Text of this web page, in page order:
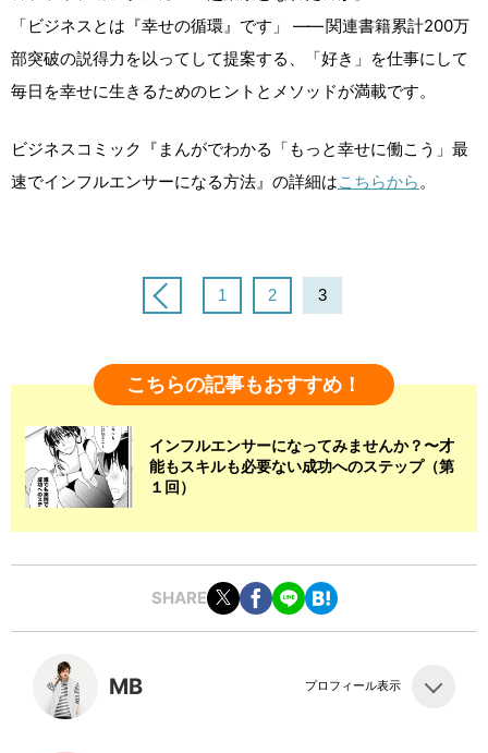
「ビジネスとは『幸せの循環』です」
―― 関連書籍累計200万
部突破の説得力を以ってして提案する、「好き」を仕事にして
毎日を幸せに生きるためのヒントとメソッドが満載です。
ビジネスコミック『まんがでわかる「もっと幸せに働こう」最
速でインフルエンサーになる方法』の詳細はこちらから。
1 2 3
こちらの記事もおすすめ！
インフルエンサーになってみませんか？〜才
能もスキルも必要ない成功へのステップ（第
１回）
SHARE
MB プロフィール表示